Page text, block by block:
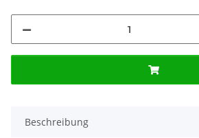
Beschreibung